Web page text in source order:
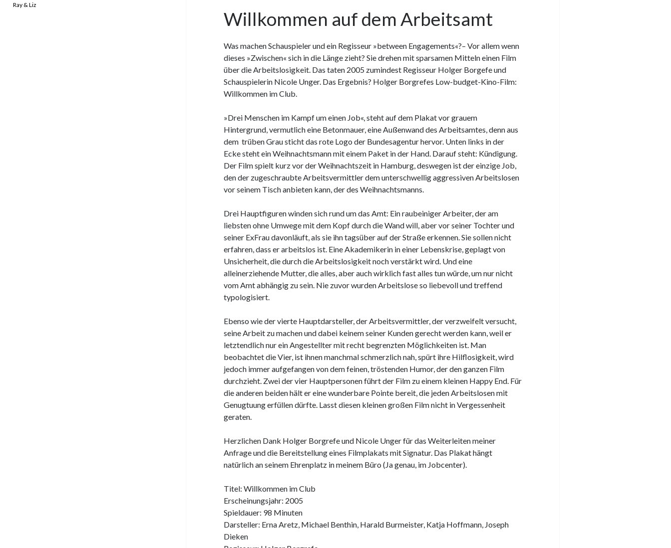
Ray & Liz
Willkommen auf dem Arbeitsamt
Was machen Schauspieler und ein Regisseur »between Engagements«?– Vor allem wenn
dieses »Zwischen« sich in die Länge zieht? Sie drehen mit sparsamen Mitteln einen Film
über die Arbeitslosigkeit. Das taten 2005 zumindest Regisseur Holger Borgefe und
Schauspielerin Nicole Unger. Das Ergebnis? Holger Borgrefes Low-budget-Kino-Film:
Willkommen im Club.
»Drei Menschen im Kampf um einen Job«, steht auf dem Plakat vor grauem
Hintergrund, vermutlich eine Betonmauer, eine Außenwand des Arbeitsamtes, denn aus
dem trüben Grau sticht das rote Logo der Bundesagentur hervor. Unten links in der
Ecke steht ein Weihnachtsmann mit einem Paket in der Hand. Darauf steht: Kündigung.
Der Film spielt kurz vor der Weihnachtszeit in Hamburg, deswegen ist der einzige Job,
den der zugeschraubte Arbeitsvermittler dem unterschwellig aggressiven Arbeitslosen
vor seinem Tisch anbieten kann, der des Weihnachtsmanns.
Drei Hauptfiguren winden sich rund um das Amt: Ein raubeiniger Arbeiter, der am
liebsten ohne Umwege mit dem Kopf durch die Wand will, aber vor seiner Tochter und
seiner ExFrau davonläuft, als sie ihn tagsüber auf der Straße erkennen. Sie sollen nicht
erfahren, dass er arbeitslos ist. Eine Akademikerin in einer Lebenskrise, geplagt von
Unsicherheit, die durch die Arbeitslosigkeit noch verstärkt wird. Und eine
alleinerziehende Mutter, die alles, aber auch wirklich fast alles tun würde, um nur nicht
vom Amt abhängig zu sein. Nie zuvor wurden Arbeitslose so liebevoll und treffend
typologisiert.
Ebenso wie der vierte Hauptdarsteller, der Arbeitsvermittler, der verzweifelt versucht,
seine Arbeit zu machen und dabei keinem seiner Kunden gerecht werden kann, weil er
letztendlich nur ein Angestellter mit recht begrenzten Möglichkeiten ist. Man
beobachtet die Vier, ist ihnen manchmal schmerzlich nah, spürt ihre Hilflosigkeit, wird
jedoch immer aufgefangen von dem feinen, tröstenden Humor, der den ganzen Film
durchzieht. Zwei der vier Hauptpersonen führt der Film zu einem kleinen Happy End. Für
die anderen beiden hält er eine wunderbare Pointe bereit, die jeden Arbeitslosen mit
Genugtuung erfüllen dürfte. Lasst diesen kleinen großen Film nicht in Vergessenheit
geraten.
Herzlichen Dank Holger Borgrefe und Nicole Unger für das Weiterleiten meiner
Anfrage und die Bereitstellung eines Filmplakats mit Signatur. Das Plakat hängt
natürlich an seinem Ehrenplatz in meinem Büro (Ja genau, im Jobcenter).
Titel: Willkommen im Club
Erscheinungsjahr: 2005
Spieldauer: 98 Minuten
Darsteller: Erna Aretz, Michael Benthin, Harald Burmeister, Katja Hoffmann, Joseph
Dieken